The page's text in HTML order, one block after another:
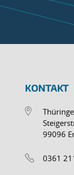
KONTAKT
99096
0361